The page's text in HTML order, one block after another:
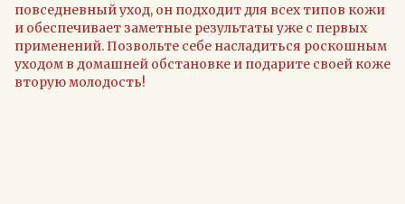
повседневный уход, он подходит для всех типов кожи
и обеспечивает заметные результаты уже с первых
применений. Позвольте себе насладиться роскошным
уходом в домашней обстановке и подарите своей коже
вторую молодость!